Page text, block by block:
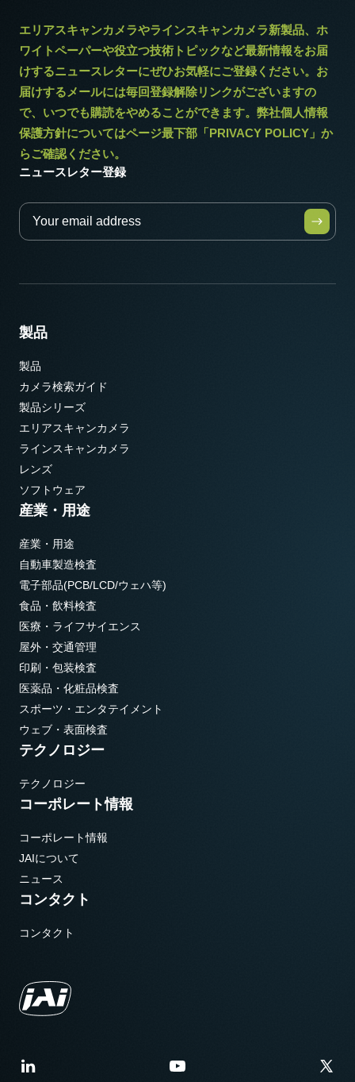
エリアスキャンカメラやラインスキャンカメラ新製品、ホ
ワイトペーパーや役立つ技術トピックなど最新情報をお届
けするニュースレターにぜひお気軽にご登録ください。お
届けするメールには毎回登録解除リンクがございますの
で、いつでも購読をやめることができます。弊社個人情報
保護方針についてはページ最下部「PRIVACY POLICY」か
らご確認ください。
ニュースレター登録
製品
製品
カメラ検索ガイド
製品シリーズ
エリアスキャンカメラ
ラインスキャンカメラ
レンズ
ソフトウェア
産業・用途
産業・用途
自動車製造検査
電子部品(PCB/LCD/ウェハ等)
食品・飲料検査
医療・ライフサイエンス
屋外・交通管理
印刷・包装検査
医薬品・化粧品検査
スポーツ・エンタテイメント
ウェブ・表面検査
テクノロジー
テクノロジー
コーポレート情報
コーポレート情報
JAIについて
ニュース
コンタクト
コンタクト